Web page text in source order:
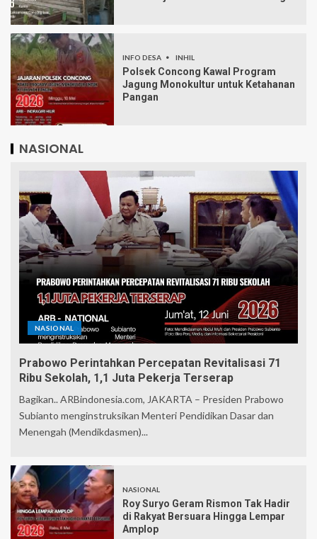
INFO DESA INHIL
Polsek Concong Kawal Program
Jagung Monokultur untuk Ketahanan
Pangan
NASIONAL
NASIONAL
Prabowo Perintahkan Percepatan Revitalisasi 71
Ribu Sekolah, 1,1 Juta Pekerja Terserap
Bagikan.. ARBindonesia.com, JAKARTA – Presiden Prabowo
Subianto menginstruksikan Menteri Pendidikan Dasar dan
Menengah (Mendikdasmen)...
NASIONAL
Roy Suryo Geram Rismon Tak Hadir
di Rakyat Bersuara Hingga Lempar
Amplop